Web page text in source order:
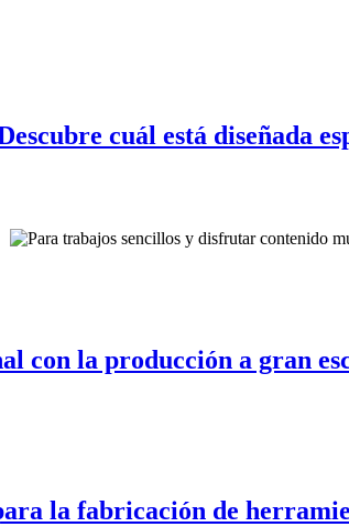
cuál está diseñada
la producción a gran
la fabricación de